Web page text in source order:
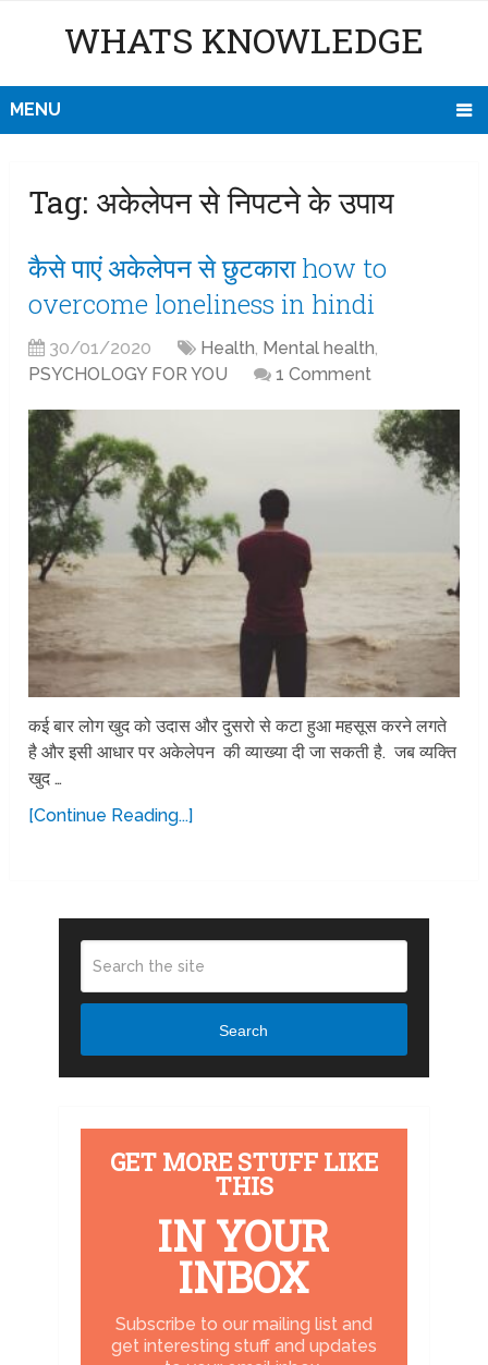
WHATS KNOWLEDGE
MENU
Tag: अकेलेपन से निपटने के उपाय
कैसे पाएं अकेलेपन से छुटकारा how to
overcome loneliness in hindi
30/01/2020 Health, Mental health,
PSYCHOLOGY FOR YOU
1 Comment
कई बार लोग खुद को उदास और दुसरो से कटा हुआ महसूस करने लगते
है और इसी आधार पर अकेलेपन की व्याख्या दी जा सकती है. जब व्यक्ति
खुद …
[Continue Reading...]
Search
GET MORE STUFF LIKE
THIS
IN YOUR
INBOX
Subscribe to our mailing list and
get interesting stuff and updates